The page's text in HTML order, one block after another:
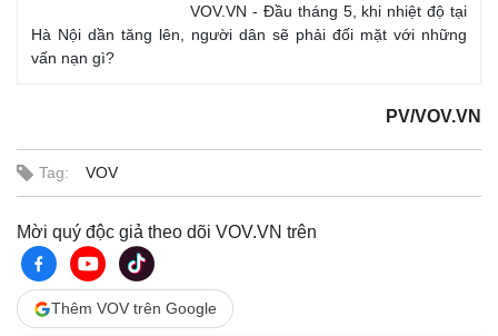
VOV.VN - Đầu tháng 5, khi nhiệt độ tại
Hà Nội dần tăng lên, người dân sẽ phải đối mặt với những
vấn nạn gì?
PV/VOV.VN
Tag: VOV
Mời quý độc giả theo dõi VOV.VN trên
Thêm VOV trên Google